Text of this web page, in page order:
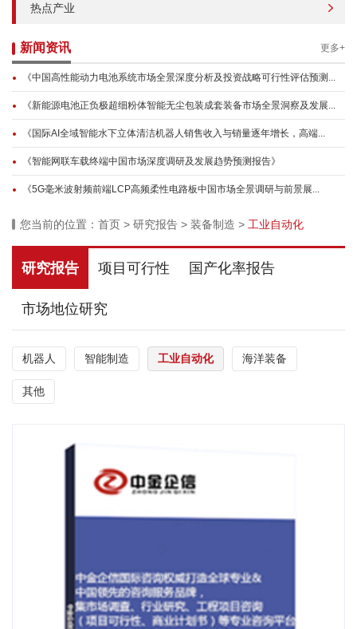
热点产业
新闻资讯 更多+
《中国高性能动力电池系统市场全景深度分析及投资战略可行性评估预测...
《新能源电池正负极超细粉体智能无尘包装成套装备市场全景洞察及发展...
《国际AI全域智能水下立体清洁机器人销售收入与销量逐年增长，高端...
《智能网联车载终端中国市场深度调研及发展趋势预测报告》
《5G毫米波射频前端LCP高频柔性电路板中国市场全景调研与前景展...
您当前的位置： 首页 > 研究报告 > 装备制造 > 工业自动化
研究报告 项目可行性 国产化率报告
市场地位研究
机器人 智能制造 工业自动化 海洋装备
其他